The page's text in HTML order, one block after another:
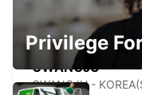
GWANGJU
GWANGJU -
Privilege